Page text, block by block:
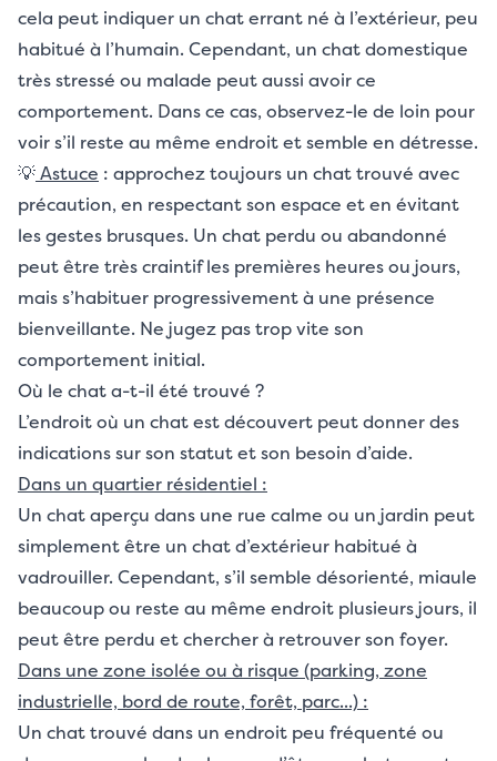
cela peut indiquer un chat errant né à l’extérieur, peu
habitué à l’humain. Cependant, un chat domestique
très stressé ou malade peut aussi avoir ce
comportement. Dans ce cas, observez-le de loin pour
voir s’il reste au même endroit et semble en détresse.
💡Astuce : approchez toujours un chat trouvé avec
précaution, en respectant son espace et en évitant
les gestes brusques. Un chat perdu ou abandonné
peut être très craintif les premières heures ou jours,
mais s’habituer progressivement à une présence
bienveillante. Ne jugez pas trop vite son
comportement initial.
Où le chat a-t-il été trouvé ?
L’endroit où un chat est découvert peut donner des
indications sur son statut et son besoin d’aide.
Dans un quartier résidentiel :
Un chat aperçu dans une rue calme ou un jardin peut
simplement être un chat d’extérieur habitué à
vadrouiller. Cependant, s’il semble désorienté, miaule
beaucoup ou reste au même endroit plusieurs jours, il
peut être perdu et chercher à retrouver son foyer.
Dans une zone isolée ou à risque (parking, zone
industrielle, bord de route, forêt, parc...) :
Un chat trouvé dans un endroit peu fréquenté ou